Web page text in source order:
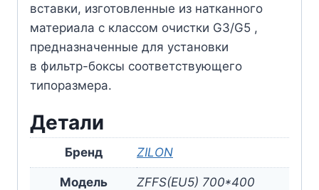
вставки, изготовленные из натканного
материала с классом очистки G3/G5 ,
предназначенные для установки
в фильтр-боксы соответствующего
типоразмера.
Детали
Бренд ZILON
Модель ZFFS(EU5) 700*400